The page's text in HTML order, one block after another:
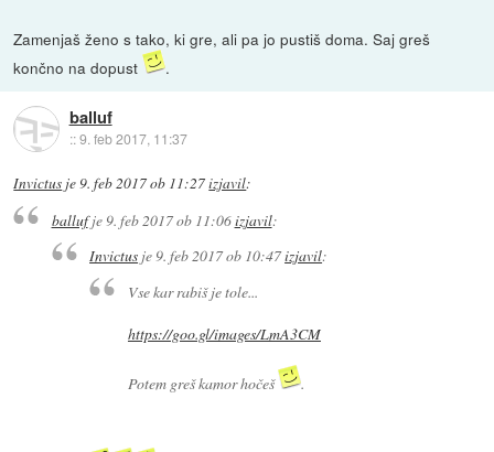
Zamenjaš ženo s tako, ki gre, ali pa jo pustiš doma. Saj greš
končno na dopust
.
balluf
::9. feb 2017, 11:37
Invictus je9. feb 2017 ob 11:27izjavil:
ballufje 9. feb 2017 ob 11:06izjavil:
Invictus je9. feb 2017 ob 10:47izjavil:
Vse kar rabiš je tole...
https://goo.gl/images/LmA3CM
Potem greš kamor hočeš .